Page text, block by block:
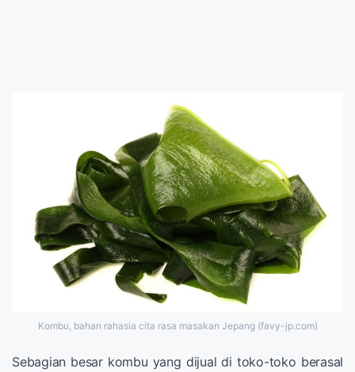
Kombu, bahan rahasia cita rasa masakan Jepang (favy-jp.com)
Sebagian besar kombu yang dijual di toko-toko berasal